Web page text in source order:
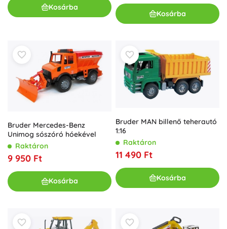
Kosárba
Kosárba
Bruder Mercedes-Benz
Unimog sószóró hóekével
Raktáron
9 950 Ft
Kosárba
Bruder MAN billenő teherautó
1:16
Raktáron
11 490 Ft
Kosárba